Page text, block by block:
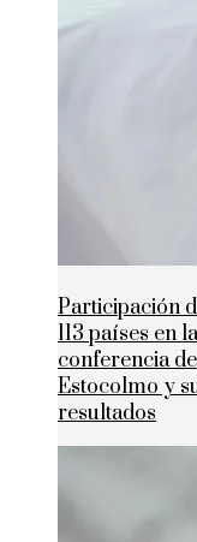
Participación
113 países en la
conferencia de
Estocolmo y
resultados